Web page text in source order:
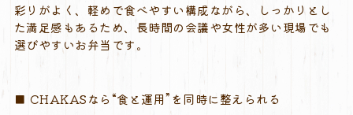
彩りがよく、軽めで食べやすい構成ながら、しっかりとし
た満足感もあるため、長時間の会議や女性が多い現場でも
選びやすいお弁当です。
■ CHAKASなら“食と運用”を同時に整えられる